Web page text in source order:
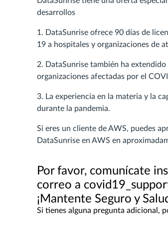
desarrollos
1. DataSunrise ofrece 90 días de
19 a hospitales y organizaciones de
2. DataSunrise también ha
organizaciones afectadas por el
3. La experiencia en la materia y la
durante la pandemia.
Si eres un cliente de AWS, puedes
DataSunrise en AWS en
Por favor, comunícate
correo a
¡Mantente Seguro y
Si tienes alguna pregunta adicional,